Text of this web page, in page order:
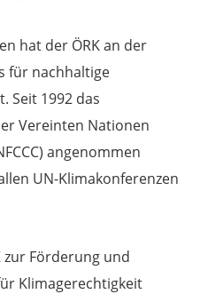
hat der ÖRK an der
für nachhaltige
Seit 1992 das
Vereinten Nationen
angenommen
UN-Klimakonferenzen
zur Förderung und
Klimagerechtigkeit